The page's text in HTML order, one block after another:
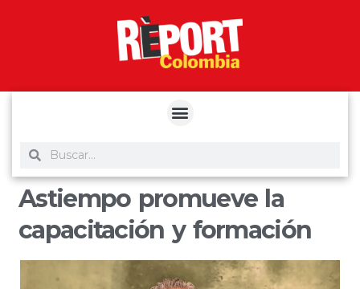
Astiempo promueve la
capacitación y formación